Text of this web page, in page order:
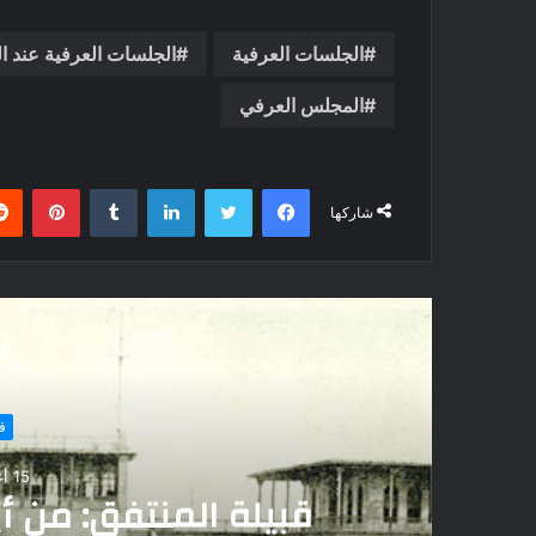
الجلسات العرفية الجلسات العرفية عند
المجلس العرفي
شاركها
فيسبوك تويتر لينكدإن
15 أغسطس، 2023
قبيلة المنتفق: